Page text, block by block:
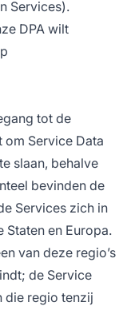
Services).
DPA wilt
tot de
Service Data
slaan, behalve
bevinden de
Services zich in
en Europa.
van deze regio’s
de Service
die regio tenzij